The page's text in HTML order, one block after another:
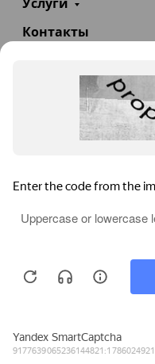
Услуги
Контакты
info@teploexpert.com
Пн—Сб 09:00 – 18:00
TeploExpert.com ©
систем отопления,